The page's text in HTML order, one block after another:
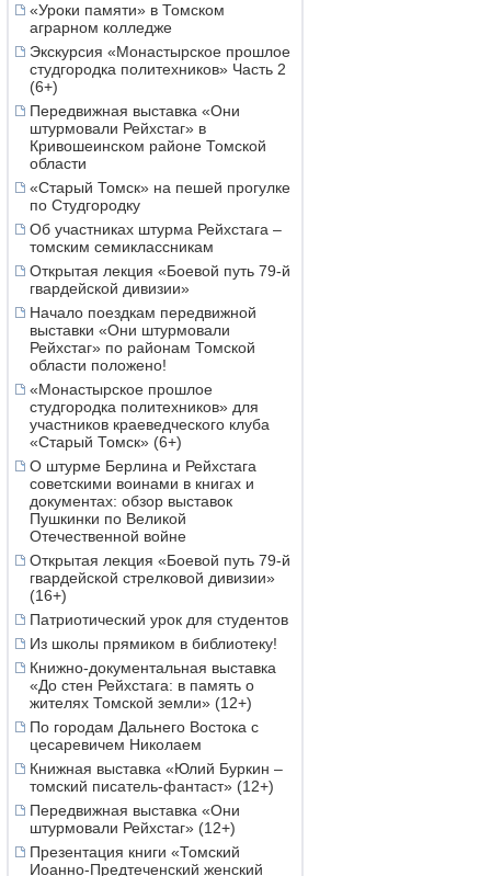
«Уроки памяти» в Томском
аграрном колледже
Экскурсия «Монастырское прошлое
студгородка политехников» Часть 2
(6+)
Передвижная выставка «Они
штурмовали Рейхстаг» в
Кривошеинском районе Томской
области
«Старый Томск» на пешей прогулке
по Студгородку
Об участниках штурма Рейхстага –
томским семиклассникам
Открытая лекция «Боевой путь 79-й
гвардейской дивизии»
Начало поездкам передвижной
выставки «Они штурмовали
Рейхстаг» по районам Томской
области положено!
«Монастырское прошлое
студгородка политехников» для
участников краеведческого клуба
«Старый Томск» (6+)
О штурме Берлина и Рейхстага
советскими воинами в книгах и
документах: обзор выставок
Пушкинки по Великой
Отечественной войне
Открытая лекция «Боевой путь 79-й
гвардейской стрелковой дивизии»
(16+)
Патриотический урок для студентов
Из школы прямиком в библиотеку!
Книжно-документальная выставка
«До стен Рейхстага: в память о
жителях Томской земли» (12+)
По городам Дальнего Востока с
цесаревичем Николаем
Книжная выставка «Юлий Буркин –
томский писатель-фантаст» (12+)
Передвижная выставка «Они
штурмовали Рейхстаг» (12+)
Презентация книги «Томский
Иоанно-Предтеченский женский